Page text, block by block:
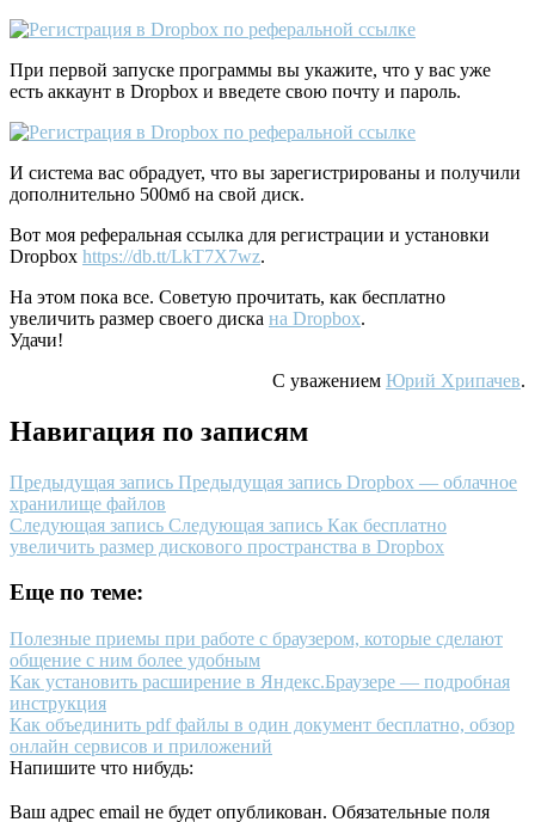
При первой запуске программы вы укажите, что у вас уже
есть аккаунт в Dropbox и введете свою почту и пароль.
И система вас обрадует, что вы зарегистрированы и получили
дополнительно 500мб на свой диск.
Вот моя реферальная ссылка для регистрации и установки
Dropbox https://db.tt/LkT7X7wz.
На этом пока все. Советую прочитать, как бесплатно
увеличить размер своего диска на Dropbox.
Удачи!
С уважением Юрий Хрипачев.
Навигация по записям
Предыдущая запись Предыдущая запись Dropbox — облачное
хранилище файлов
Следующая запись Следующая запись Как бесплатно
увеличить размер дискового пространства в Dropbox
Еще по теме:
Полезные приемы при работе с браузером, которые сделают
общение с ним более удобным
Как установить расширение в Яндекс.Браузере — подробная
инструкция
Как объединить pdf файлы в один документ бесплатно, обзор
онлайн сервисов и приложений
Напишите что нибудь:
Ваш адрес email не будет опубликован. Обязательные поля